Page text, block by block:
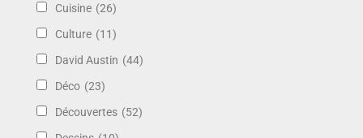
Cuisine (26)
Culture (11)
David Austin (44)
Déco (23)
Découvertes (52)